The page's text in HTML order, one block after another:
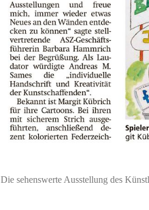
Die sehenswerte Ausstellung des